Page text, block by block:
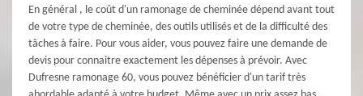
En général , le coût d'un ramonage de cheminée dépend avant tout
de votre type de cheminée, des outils utilisés et de la difficulté des
tâches à faire. Pour vous aider, vous pouvez faire une demande de
devis pour connaitre exactement les dépenses à prévoir. Avec
Dufresne ramonage 60, vous pouvez bénéficier d'un tarif très